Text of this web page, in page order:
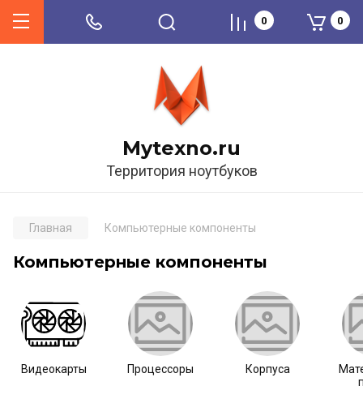
Mytexno.ru
Территория ноутбуков
0 0
Главная Компьютерные компоненты
Компьютерные компоненты
Видеокарты Процессоры Корпуса